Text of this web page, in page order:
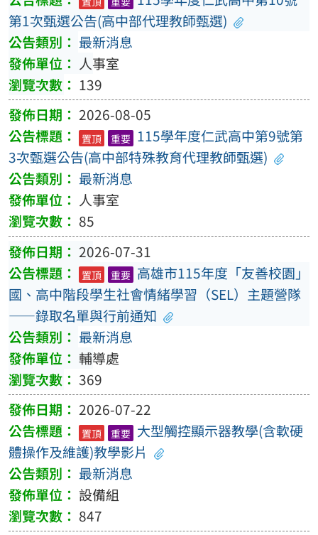
第1次甄選公告(高中部代理教師甄選)
最新消息
人事室
139
2026-08-05
置頂 重要 115學年度仁武高中第9號第
3次甄選公告(高中部特殊教育代理教師甄選)
最新消息
人事室
85
2026-07-31
置頂 重要 高雄市115年度「友善校園」
國、高中階段學生社會情緒學習（SEL）主題營隊
——錄取名單與行前通知
最新消息
輔導處
369
2026-07-22
置頂 重要 大型觸控顯示器教學(含軟硬
體操作及維護)教學影片
最新消息
設備組
847